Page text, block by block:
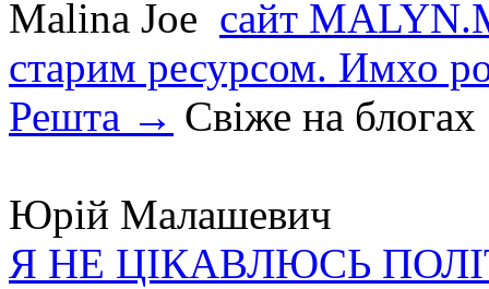
Malina Joe сайт
старим ресурсом. Имхо
Решта → Свіже на блогах
Юрій Малашевич
Я НЕ ЦІКАВЛЮСЬ